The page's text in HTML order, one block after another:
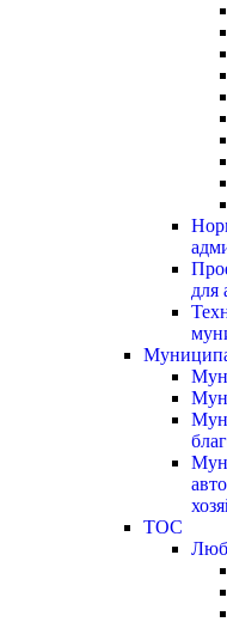
для
ТОС